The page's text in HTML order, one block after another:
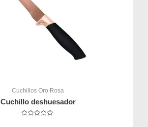
Cuchillos Oro Rosa
Cuchillo deshuesador